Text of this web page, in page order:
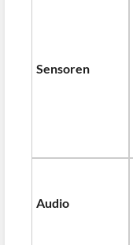
Sensoren
Audio